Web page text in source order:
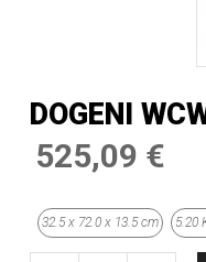
DOGENI
525,09 €
32.5 x 72.0 x 13.5 cm 5.20